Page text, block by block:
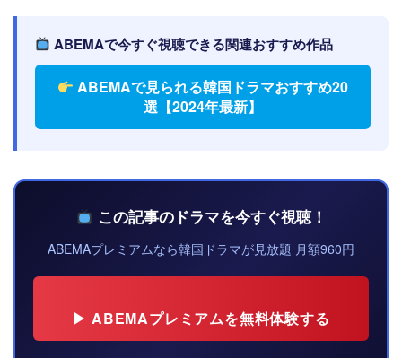
ABEMAで今すぐ視聴できる関連おすすめ作品
ABEMAで見られる韓国ドラマおすすめ20
選【2024年最新】
この記事のドラマを今すぐ視聴！
ABEMAプレミアムなら韓国ドラマが見放題 月額960円
▶ ABEMAプレミアムを無料体験する